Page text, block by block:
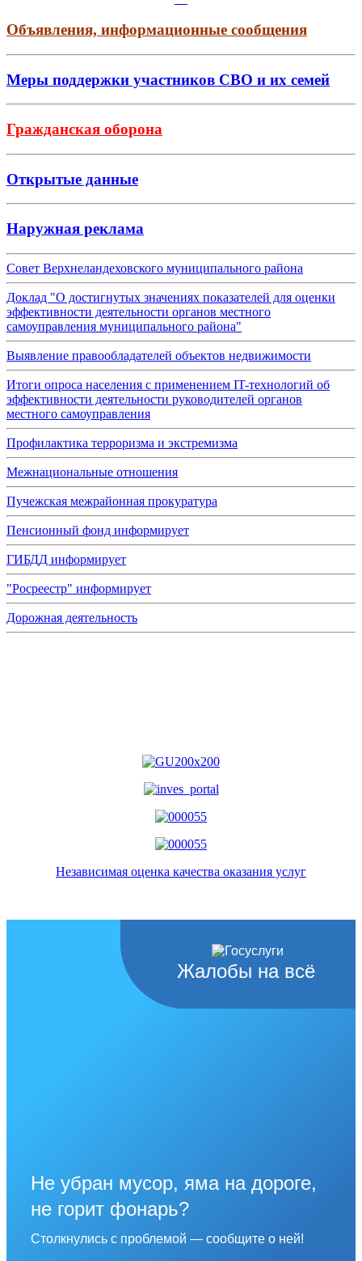
Объявления, информационные сообщения
Меры поддержки участников СВО и их семей
Гражданская оборона
Открытые данные
Наружная реклама
Совет Верхнеландеховского муниципального района
Доклад "О достигнутых значениях показателей для оценки
эффективности деятельности органов местного
самоуправления муниципального района"
Выявление правообладателей объектов недвижимости
Итоги опроса населения с применением IT-технологий об
эффективности деятельности руководителей органов
местного самоуправления
Профилактика терроризма и экстремизма
Межнациональные отношения
Пучежская межрайонная прокуратура
Пенсионный фонд информирует
ГИБДД информирует
"Росреестр" информирует
Дорожная деятельность
Независимая оценка качества оказания услуг
Жалобы на всё
Не убран мусор, яма на дороге,
не горит фонарь?
Столкнулись с проблемой — сообщите о ней!